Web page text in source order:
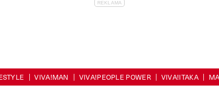
VIVA!MAN VIVA!PEOPLE POWER VIVA!ITAKA